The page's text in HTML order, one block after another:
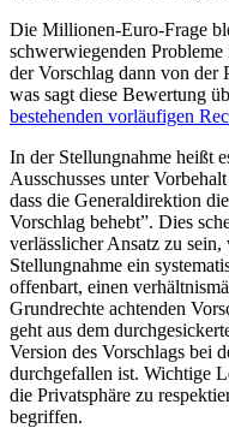
Die Millionen-Euro-Frage
schwerwiegenden
der Vorschlag dann von der
was sagt diese Bewertung
bestehenden vorläufigen
In der Stellungnahme heißt
Ausschusses unter
dass die Generaldirektion
Vorschlag behebt”. Dies
verlässlicher Ansatz zu
Stellungnahme ein
offenbart, einen
Grundrechte achtenden
geht aus dem
Version des Vorschlags bei
durchgefallen ist. Wichtige
die Privatsphäre zu
begriffen.